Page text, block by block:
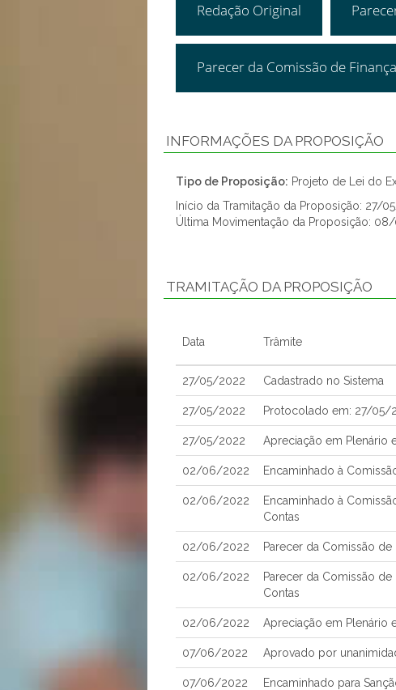
Redação Original
Parecer da Comissão de
INFORMAÇÕES DA PROPOSIÇÃO
Tipo de Proposição: Projeto de Lei do
Início da Tramitação da Proposição: 27/
Última Movimentação da Proposição:
TRAMITAÇÃO DA PROPOSIÇÃO
Data Trâmite
27/05/2022 Cadastrado no Sistema
27/05/2022 Protocolado em: 27/05/
27/05/2022 Apreciação em Plenário
02/06/2022 Encaminhado à
02/06/2022
Encaminhado à
Contas
02/06/2022 Parecer da Comissão
02/06/2022
Parecer da Comissão
Contas
02/06/2022 Apreciação em
07/06/2022 Aprovado por
07/06/2022
Encaminhado para